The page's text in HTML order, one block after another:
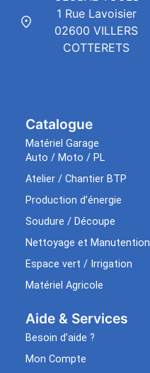
Catalogue
Matériel Garage
Auto / Moto / PL
Atelier / Chantier BTP
Production d’énergie
Soudure / Découpe
Nettoyage et Manutention
Espace vert / Irrigation
Matériel Agricole
Aide & Services​
Besoin d’aide ?
Mon Compte
1 Rue Lavoisier
02600 VILLERS
COTTERETS